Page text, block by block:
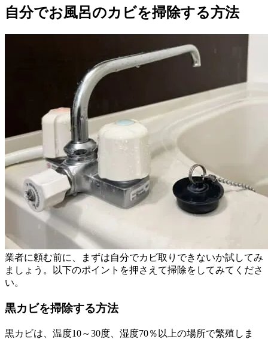
自分でお風呂のカビを掃除する方法
業者に頼む前に、まずは自分でカビ取りできないか試してみ
ましょう。以下のポイントを押さえて掃除をしてみてくださ
い。
黒カビを掃除する方法
黒カビは、温度10～30度、湿度70％以上の場所で繁殖しま